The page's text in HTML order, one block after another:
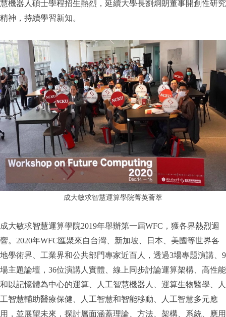
慧機器人碩士學程招生熱烈，延續大學長劉炯朗董事開創性研究
精神，持續學習新知。
成大敏求智慧運算學院菁英薈萃
成大敏求智慧運算學院2019年舉辦第一屆WFC，獲各界熱烈迴
響。2020年WFC匯聚來自台灣、新加坡、日本、美國等世界各
地學術界、工業界和公共部門專家近百人，透過3場專題演講、9
場主題論壇，36位演講人實體、線上同步討論運算架構、高性能
和以記憶體為中心的運算、人工智慧機器人、運算生物醫學、人
工智慧輔助醫療保健、人工智慧和智能移動、人工智慧多元應
用，並展望未來，探討層面涵蓋理論、方法、架構、系統、應用